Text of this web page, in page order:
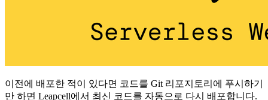
이전에 배포한 적이 있다면 코드를 Git 리포지토리에 푸시하기
만 하면 Leapcell에서 최신 코드를 자동으로 다시 배포합니다.